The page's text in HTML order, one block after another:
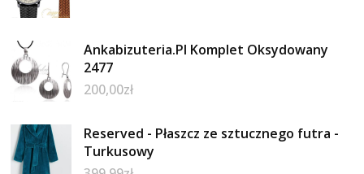
Ankabizuteria.Pl Komplet Oksydowany
2477
200,00zł
Reserved - Płaszcz ze sztucznego futra -
Turkusowy